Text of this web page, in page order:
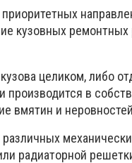
кузовных
целиком, либо
производится в
вмятин и
радиаторной